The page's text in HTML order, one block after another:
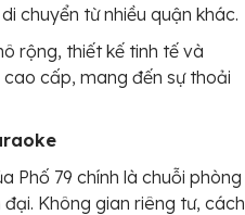
chuyển từ nhiều quận khác.
rộng, thiết kế tinh tế và
cấp, mang đến sự thoải
Phố 79 chính là chuỗi phòng
Không gian riêng tư, cách